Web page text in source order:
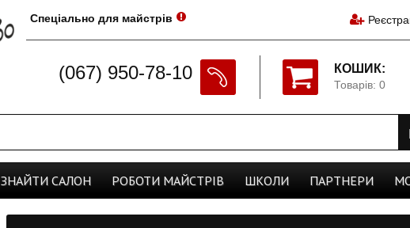
Спеціально для майстрів
КОШИК:
Товарів: 0
(067) 950-78-10
ЗНАЙТИ CАЛОН РОБОТИ МАЙСТРІВ ШКОЛИ ПАРТНЕРИ